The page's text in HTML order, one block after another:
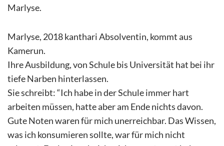
Marlyse.
Marlyse, 2018 kanthari Absolventin, kommt aus
Kamerun.
Ihre Ausbildung, von Schule bis Universität hat bei ihr
tiefe Narben hinterlassen.
Sie schreibt: “Ich habe in der Schule immer hart
arbeiten müssen, hatte aber am Ende nichts davon.
Gute Noten waren für mich unerreichbar. Das Wissen,
was ich konsumieren sollte, war für mich nicht